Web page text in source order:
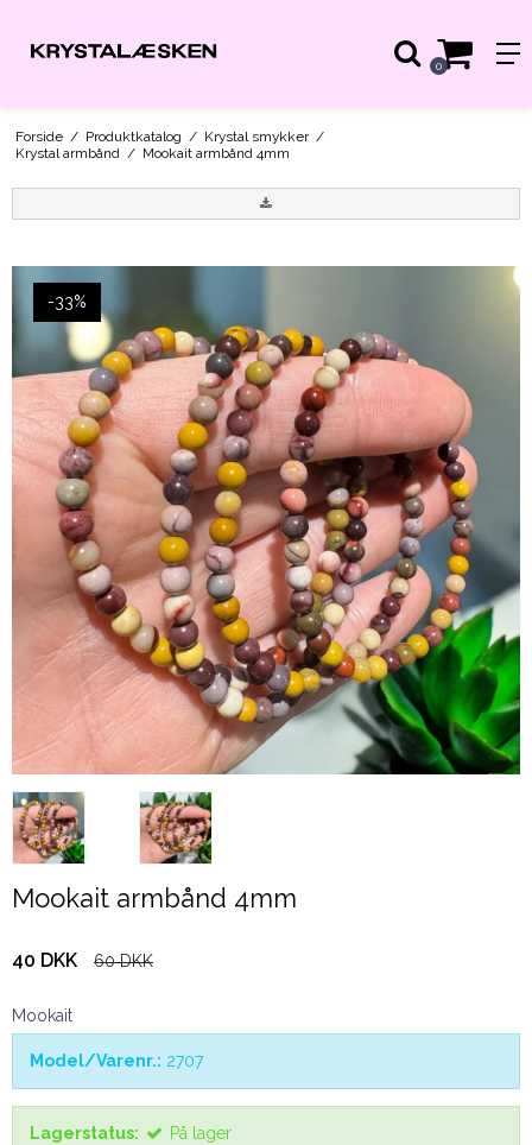
0
Forside / Produktkatalog / Krystal smykker /
Krystal armbånd / Mookait armbånd 4mm
-33%
Mookait armbånd 4mm
40 DKK 60 DKK
Mookait
Model/Varenr.: 2707
Lagerstatus: På lager